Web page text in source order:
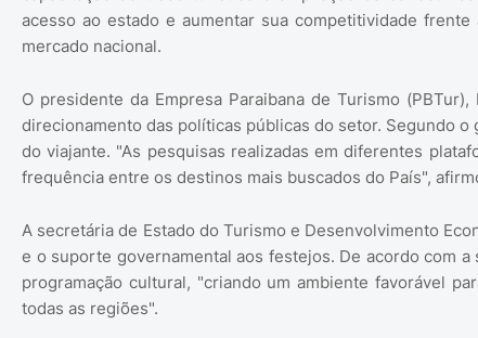
acesso ao estado e aumentar sua competitividade
mercado nacional.
O presidente da Empresa Paraibana de Turismo
direcionamento das políticas públicas do setor. Segundo
do viajante. "As pesquisas realizadas em diferentes
frequência entre os destinos mais buscados do País",
A secretária de Estado do Turismo e Desenvolvimento
e o suporte governamental aos festejos. De acordo com
programação cultural, "criando um ambiente favorável
todas as regiões".